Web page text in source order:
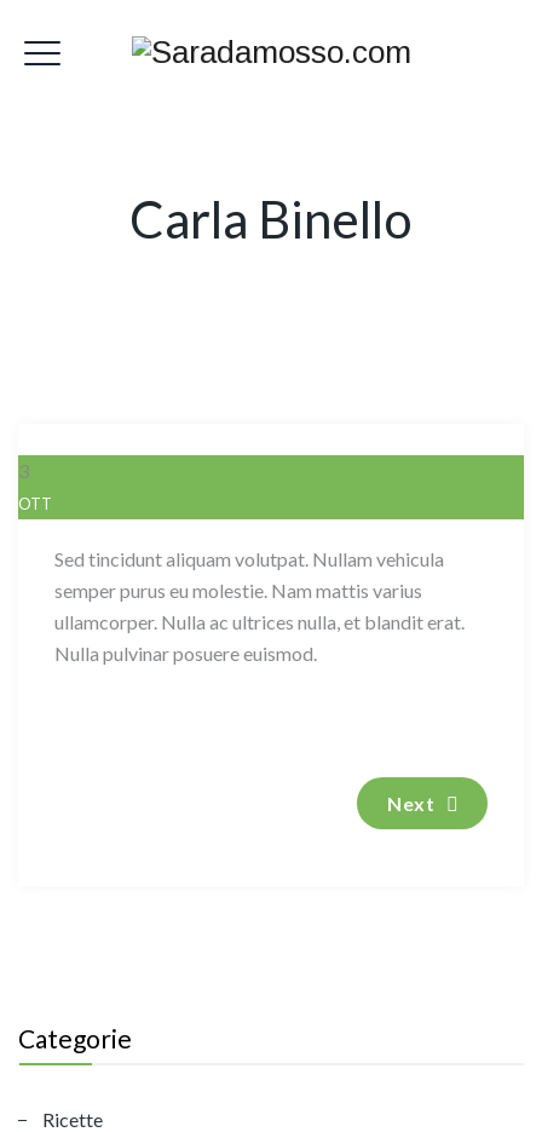
Carla Binello
3
OTT
Sed tincidunt aliquam volutpat. Nullam vehicula
semper purus eu molestie. Nam mattis varius
ullamcorper. Nulla ac ultrices nulla, et blandit erat.
Nulla pulvinar posuere euismod.
Next
Categorie
Ricette